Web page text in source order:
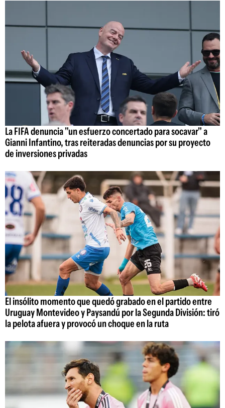
La FIFA denuncia "un esfuerzo concertado para socavar" a
Gianni Infantino, tras reiteradas denuncias por su proyecto
de inversiones privadas
El insólito momento que quedó grabado en el partido entre
Uruguay Montevideo y Paysandú por la Segunda División: tiró
la pelota afuera y provocó un choque en la ruta